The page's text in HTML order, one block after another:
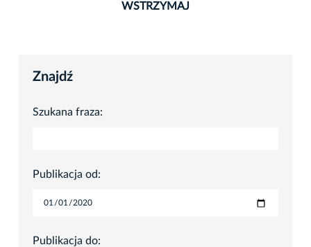
WSTRZYMAJ
Znajdź
Szukana fraza:
Publikacja od:
Publikacja do: